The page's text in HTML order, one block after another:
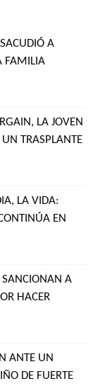
A
FAMILIA
LA JOVEN
UN TRASPLANTE
LA VIDA:
EN
A
HACER
ANTE UN
DE FUERTE